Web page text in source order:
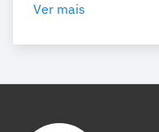
Ver mais